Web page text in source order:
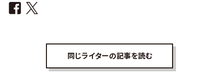
同じライターの記事を読む